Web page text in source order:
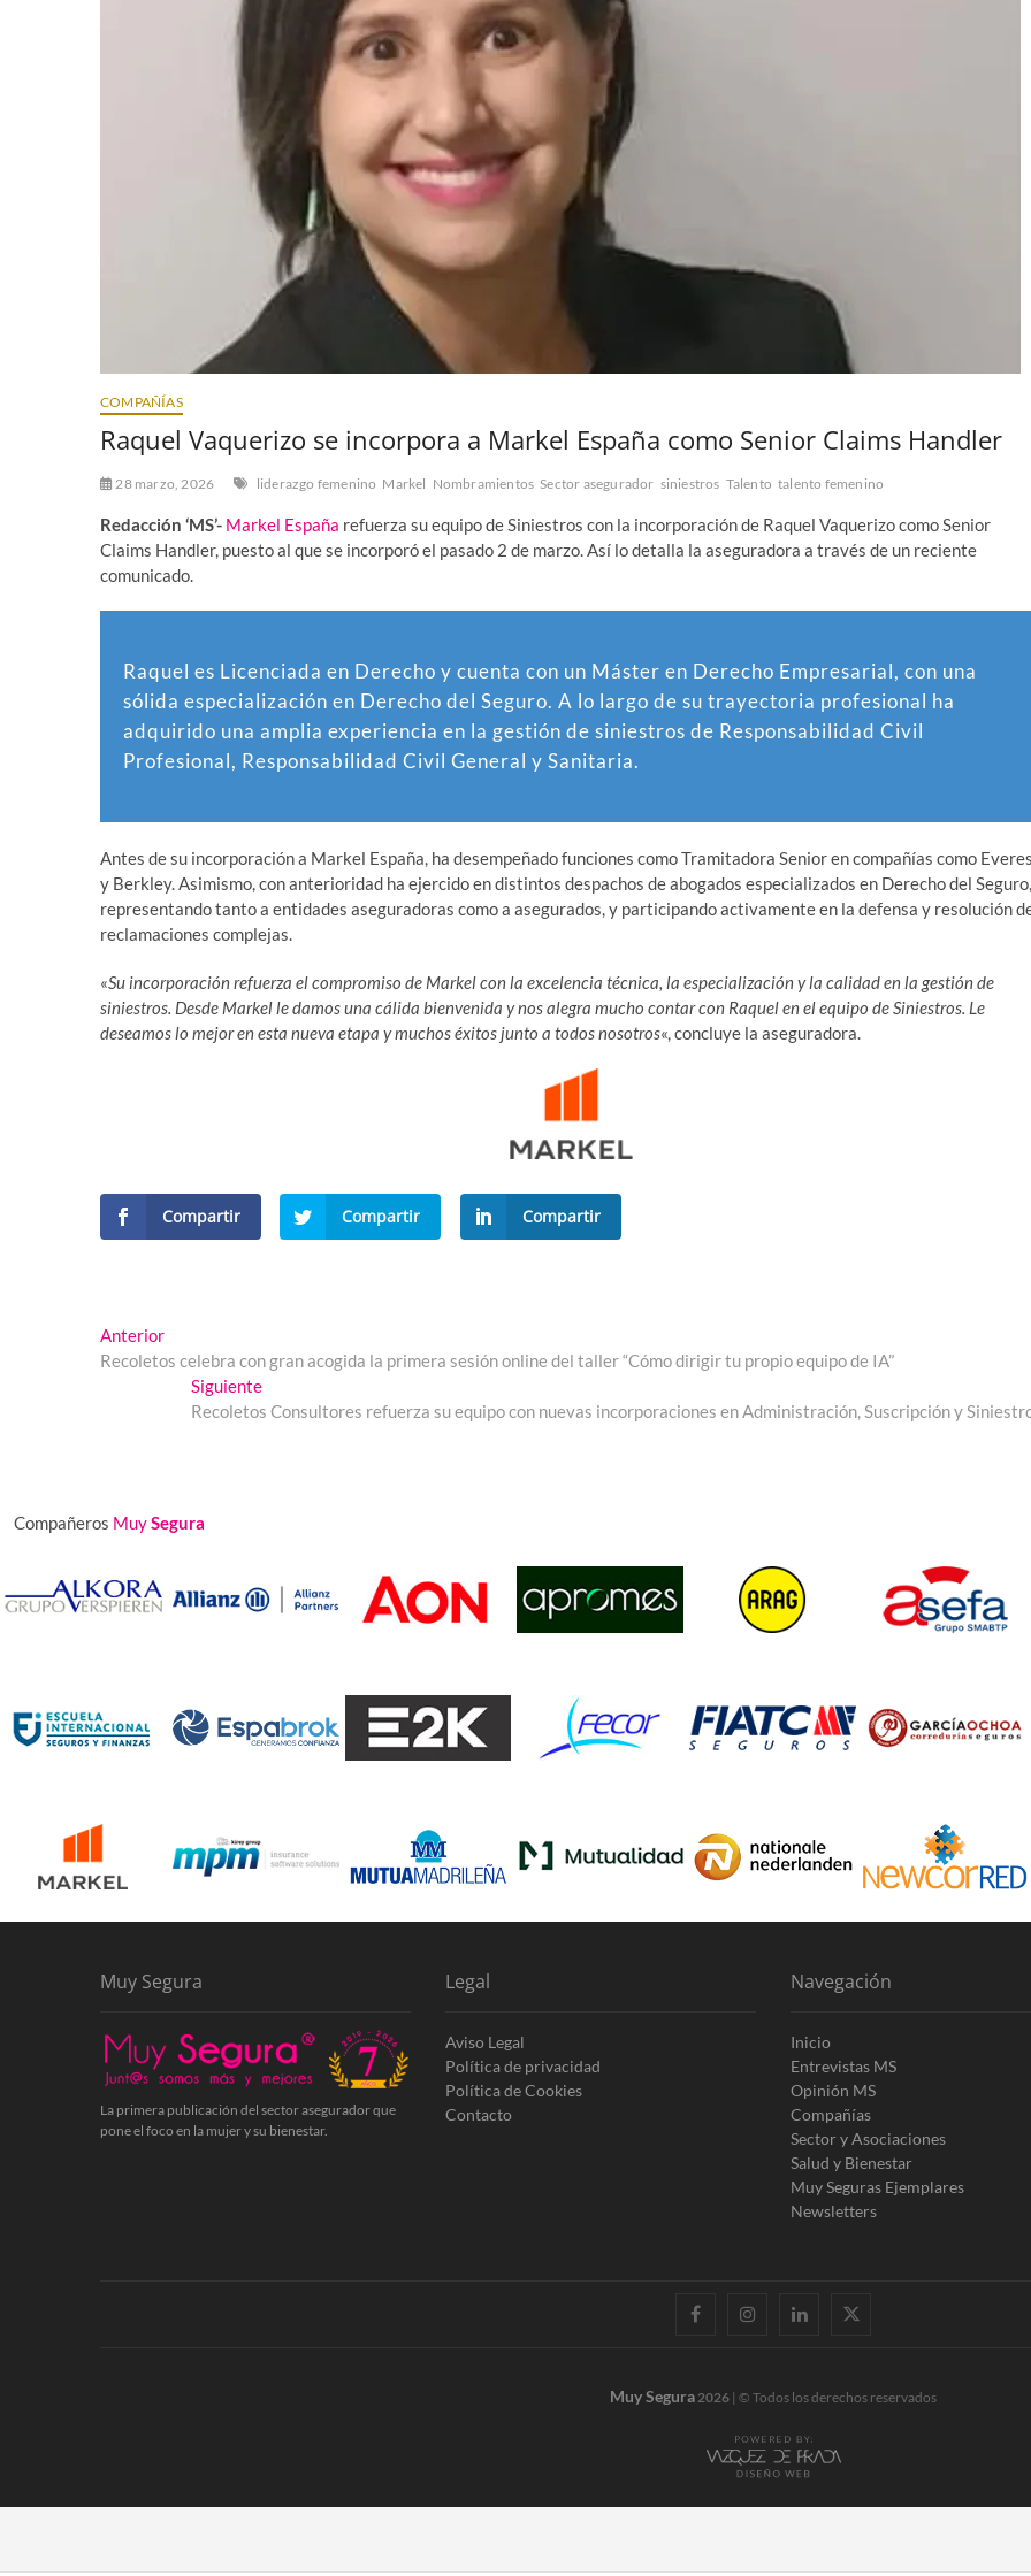
COMPAÑÍAS
Raquel Vaquerizo se incorpora a Markel España como Senior Claims Handler
28 marzo, 2026 liderazgo femenino Markel Nombramientos Sector asegurador siniestros Talento talento femenino
Redacción ‘MS’- Markel España refuerza su equipo de Siniestros con la incorporación de Raquel Vaquerizo como Senior
Claims Handler, puesto al que se incorporó el pasado 2 de marzo. Así lo detalla la aseguradora a través de un reciente
comunicado.
Raquel es Licenciada en Derecho y cuenta con un Máster en Derecho Empresarial, con una
sólida especialización en Derecho del Seguro. A lo largo de su trayectoria profesional ha
adquirido una amplia experiencia en la gestión de siniestros de Responsabilidad Civil
Profesional, Responsabilidad Civil General y Sanitaria.
Antes de su incorporación a Markel España, ha desempeñado funciones como Tramitadora Senior en compañías como
y Berkley. Asimismo, con anterioridad ha ejercido en distintos despachos de abogados especializados en Derecho del Seguro,
representando tanto a entidades aseguradoras como a asegurados, y participando activamente en la defensa y resolución
reclamaciones complejas.
«Su incorporación refuerza el compromiso de Markel con la excelencia técnica, la especialización y la calidad en la gestión de
siniestros. Desde Markel le damos una cálida bienvenida y nos alegra mucho contar con Raquel en el equipo de Siniestros. Le
deseamos lo mejor en esta nueva etapa y muchos éxitos junto a todos nosotros«, concluye la aseguradora.
Compartir Compartir Compartir
Navegación
de
entradas
AnteriorEntrada
anterior:
Recoletos celebra con gran acogida la primera sesión online del taller “Cómo dirigir tu propio equipo de IA”
SiguienteEntrada
siguiente:
Recoletos Consultores refuerza su equipo con nuevas incorporaciones en Administración, Suscripción y
Compañeros MuySegura
Muy Segura
La primera publicación del sector asegurador que
pone el foco en la mujer y su bienestar.
Legal
Aviso Legal
Política de privacidad
Política de Cookies
Contacto
Navegación
Inicio
Entrevistas MS
Opinión MS
Compañías
Sector y Asociaciones
Salud y Bienestar
Muy Seguras Ejemplares
Newsletters
facebookinstagram
linkedin
Muy Segura 2026 | © Todos los derechos reservados